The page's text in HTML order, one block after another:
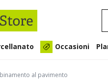
Occasioni
al pavimento